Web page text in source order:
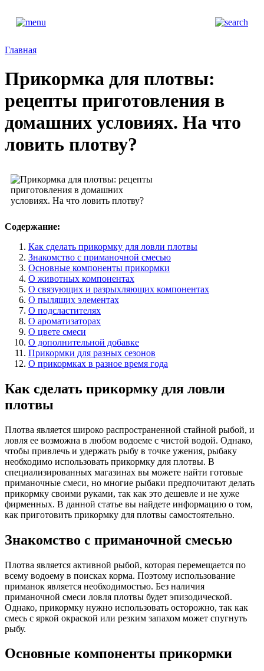
Главная
Прикормка для плотвы:
рецепты приготовления в
домашних условиях. На что
ловить плотву?
Содержание:
Как сделать прикормку для ловли плотвы
Знакомство с приманочной смесью
Основные компоненты прикормки
О животных компонентах
О связующих и разрыхляющих компонентах
О пылящих элементах
О подсластителях
О ароматизаторах
О цвете смеси
О дополнительной добавке
Прикормки для разных сезонов
О прикормках в разное время года
Как сделать прикормку для ловли
плотвы
Плотва является широко распространенной стайной рыбой, и
ловля ее возможна в любом водоеме с чистой водой. Однако,
чтобы привлечь и удержать рыбу в точке ужения, рыбаку
необходимо использовать прикормку для плотвы. В
специализированных магазинах вы можете найти готовые
приманочные смеси, но многие рыбаки предпочитают делать
прикормку своими руками, так как это дешевле и не хуже
фирменных. В данной статье вы найдете информацию о том,
как приготовить прикормку для плотвы самостоятельно.
Знакомство с приманочной смесью
Плотва является активной рыбой, которая перемещается по
всему водоему в поисках корма. Поэтому использование
приманок является необходимостью. Без наличия
приманочной смеси ловля плотвы будет эпизодической.
Однако, прикормку нужно использовать осторожно, так как
смесь с яркой окраской или резким запахом может спугнуть
рыбу.
Основные компоненты прикормки